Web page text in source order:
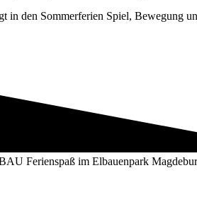
den Sommerferien Spiel, Bewegung